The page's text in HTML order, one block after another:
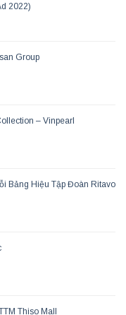
2022)
Group
– Vinpearl
Bảng Hiệu Tập Đoàn Ritavo
Thiso Mall